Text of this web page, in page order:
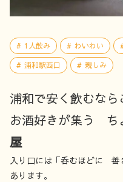
1人飲み わいわい
浦和駅西口
親しみ
浦和で安く飲むなら
お酒好きが集う ち
屋
入り口には「呑むほどに
あります。